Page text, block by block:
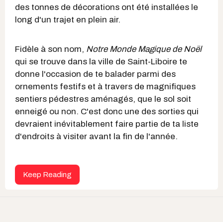
des tonnes de décorations ont été installées le
long d'un trajet en plein air.
Fidèle à son nom, Notre Monde Magique de Noël
qui se trouve dans la ville de Saint-Liboire te
donne l'occasion de te balader parmi des
ornements festifs et à travers de magnifiques
sentiers pédestres aménagés, que le sol soit
enneigé ou non. C'est donc une des sorties qui
devraient inévitablement faire partie de ta liste
d'endroits à visiter avant la fin de l'année.
Keep Reading